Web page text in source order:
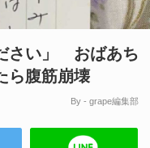
さい」 おばあち
ら腹筋崩壊
By - grape編集部